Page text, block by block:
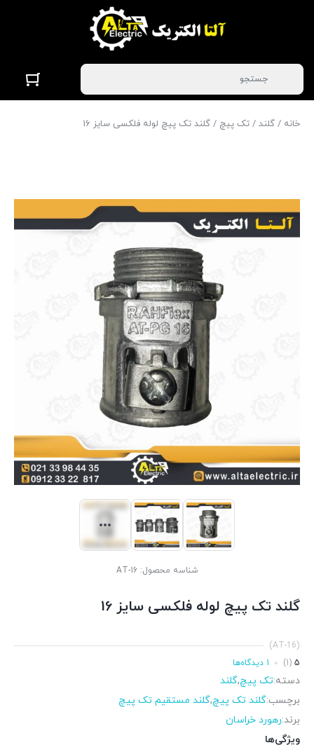
خانه / گلند / تک پیچ / گلند تک پیچ لوله فلکسی سایز 16
شناسه محصول:AT-16
گلند تک پیچ لوله فلکسی سایز 16
(AT-16)
5
(1) 1 دیدگاه‌ها
دسته:تک پیچ,گلند
برچسب:گلند تک پیچ,گلند مستقیم تک پیچ
برند:رهورد خراسان
ویژگی‌ها